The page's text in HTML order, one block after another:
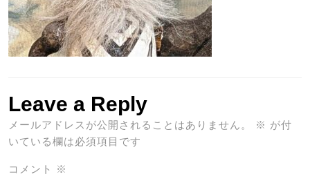
Leave a Reply
メールアドレスが公開されることはありません。 ※ が付
いている欄は必須項目です
コメント ※